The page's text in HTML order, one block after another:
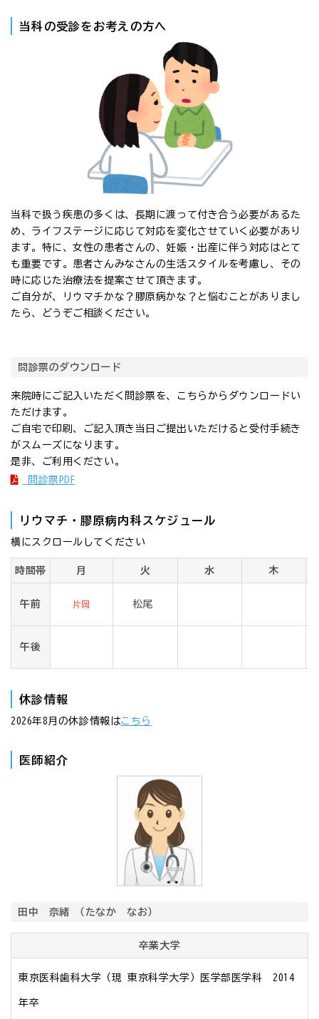
当科の受診をお考えの方へ
当科で扱う疾患の多くは、長期に渡って付き合う必要があるた
め、ライフステージに応じて対応を変化させていく必要があり
ます。特に、女性の患者さんの、妊娠・出産に伴う対応はとて
も重要です。患者さんみなさんの生活スタイルを考慮し、その
時に応じた治療法を提案させて頂きます。
ご自分が、リウマチかな？膠原病かな？と悩むことがありまし
たら、どうぞご相談ください。
問診票のダウンロード
来院時にご記入いただく問診票を、こちらからダウンロードい
ただけます。
ご自宅で印刷、ご記入頂き当日ご提出いただけると受付手続き
がスムーズになります。
是非、ご利用ください。
問診票PDF
リウマチ・膠原病内科 スケジュール
横にスクロールしてください
時間帯 月 火 水 木
午前 片岡 松尾
午後
休診情報
2026年8月の休診情報はこちら
医師紹介
田中 奈緒 （たなか なお）
卒業大学
東京医科歯科大学（現 東京科学大学）医学部医学科　2014
年卒